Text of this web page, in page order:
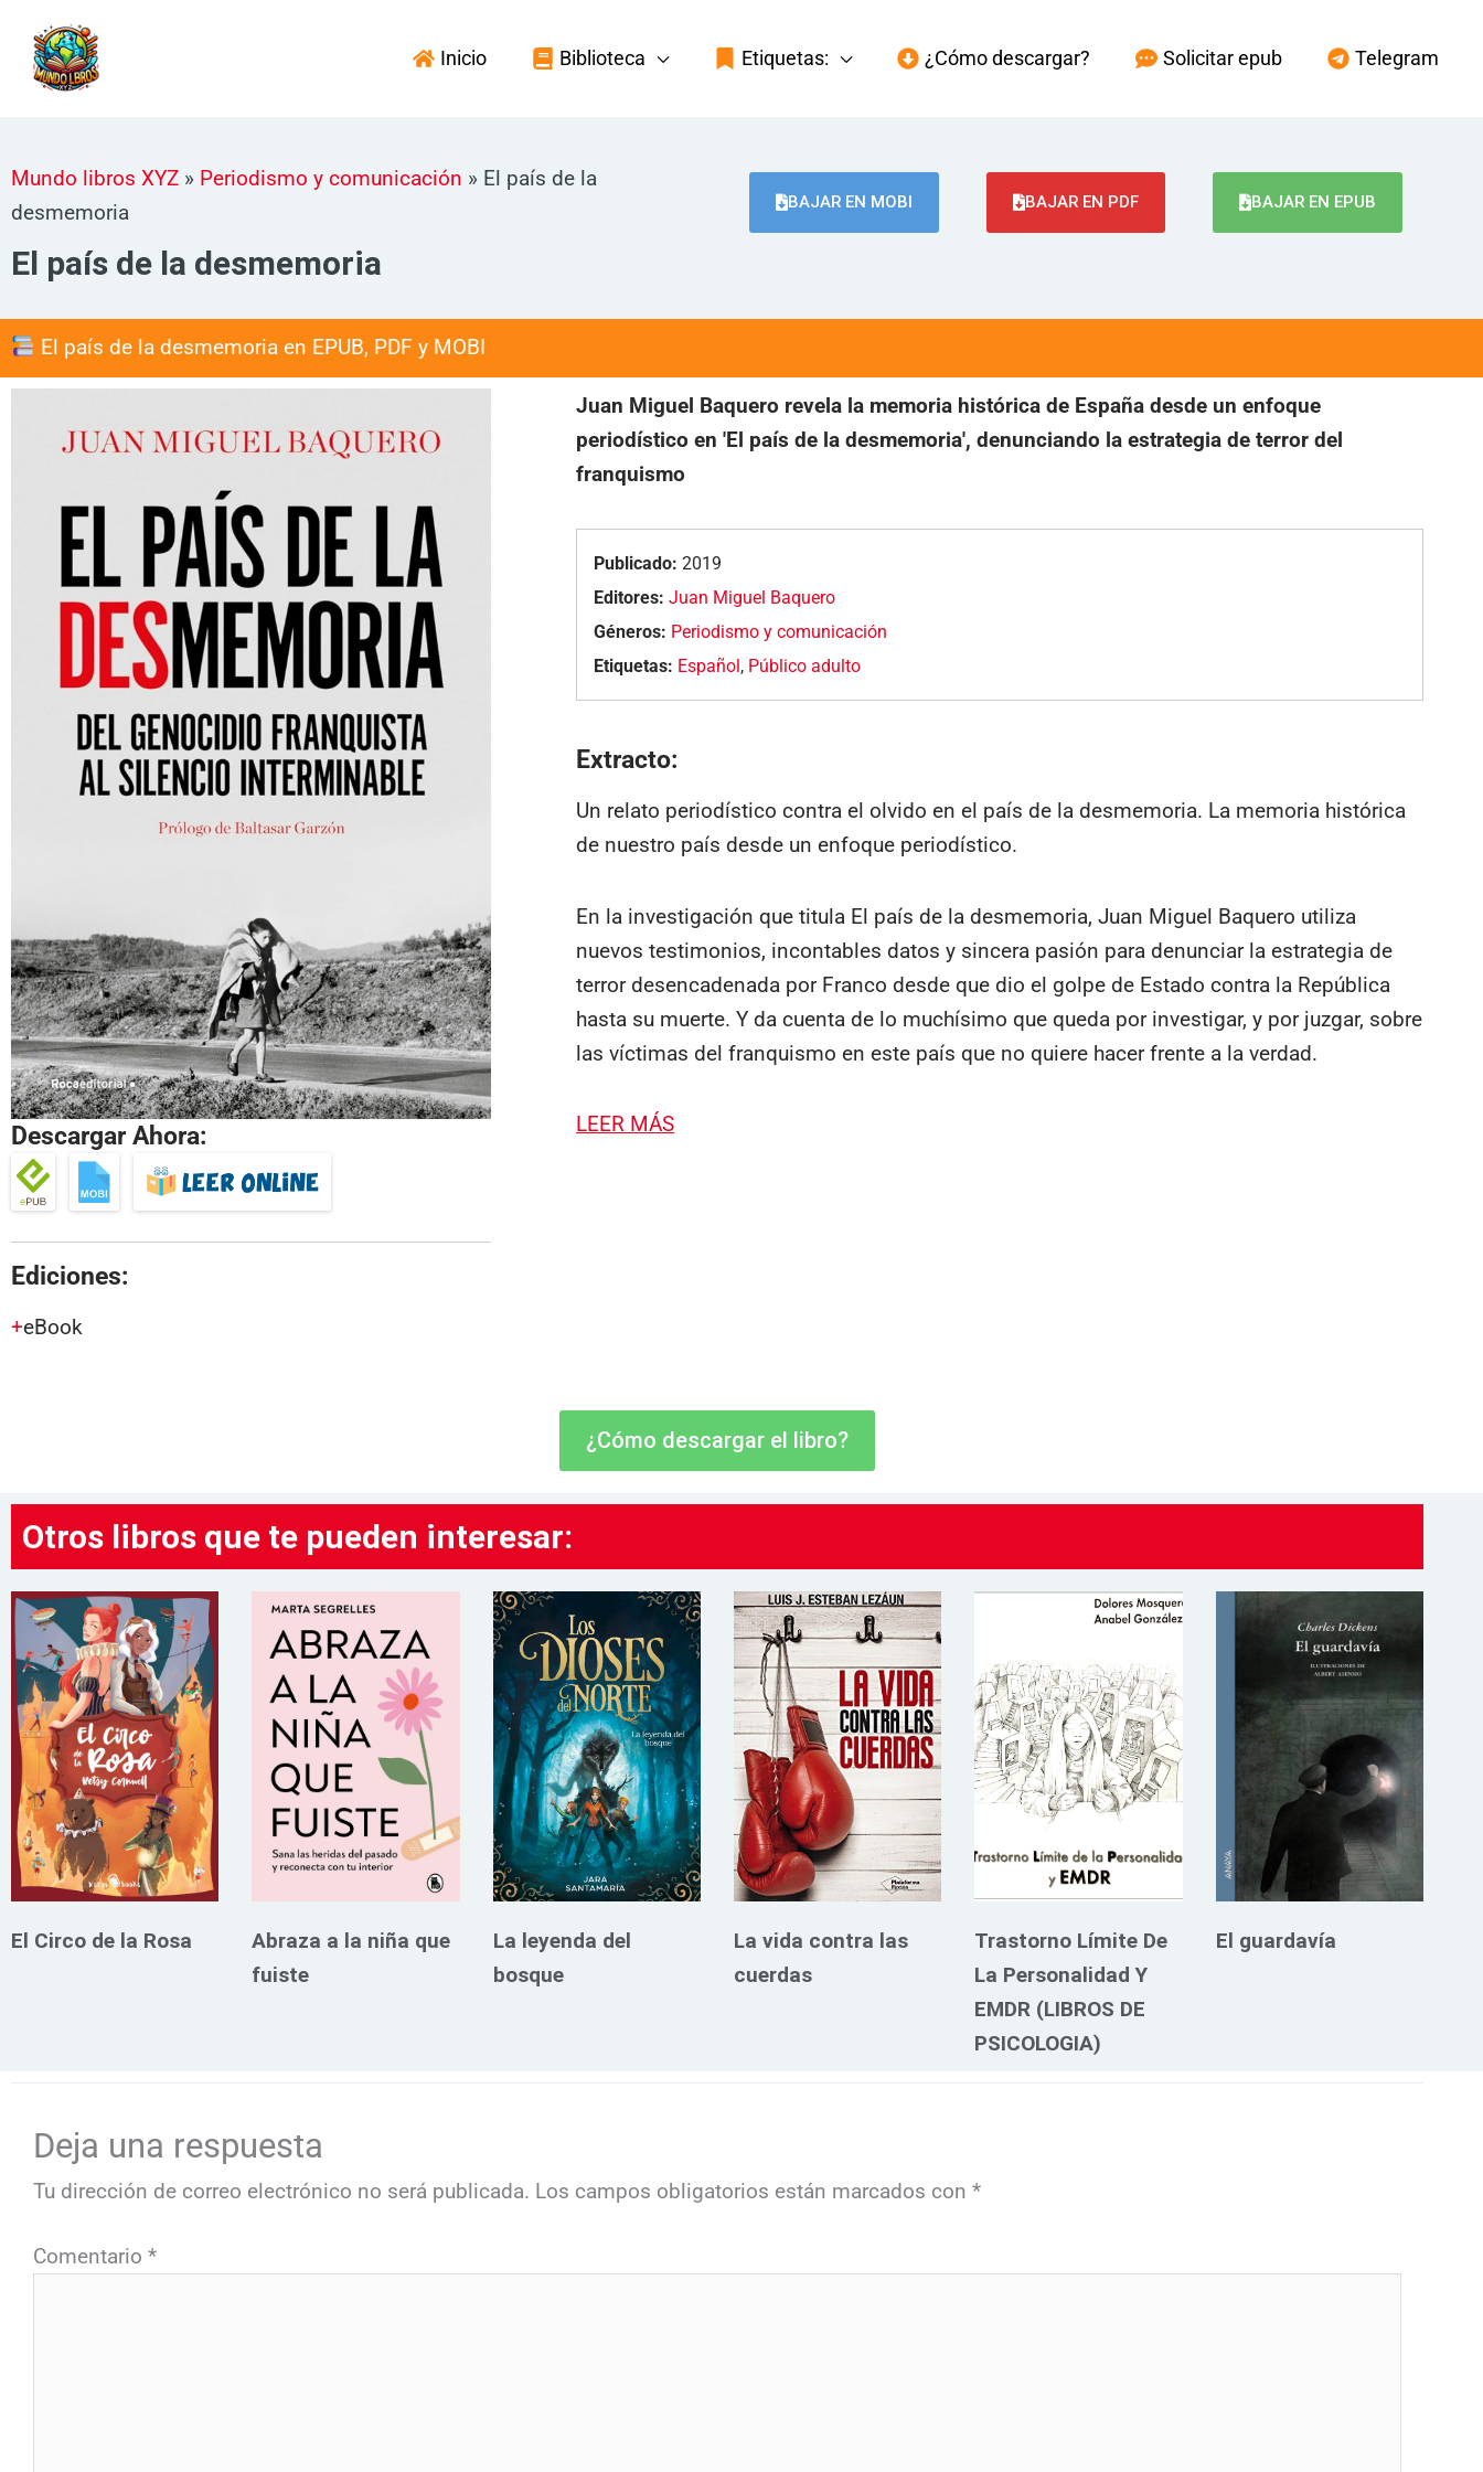
contenido
Inicio Biblioteca Etiquetas: ¿Cómo descargar? Solicitar epub Telegram
Mundo libros XYZ » Periodismo y comunicación » El país de la
desmemoria
El país de la desmemoria
BAJAR EN MOBI BAJAR EN PDF BAJAR EN EPUB
El país de la desmemoria en EPUB, PDF y MOBI
Descargar Ahora:
Ediciones:
eBook
Juan Miguel Baquero revela la memoria histórica de España desde un enfoque
periodístico en 'El país de la desmemoria', denunciando la estrategia de terror del
franquismo
Publicado: 2019
Editores: Juan Miguel Baquero
Géneros: Periodismo y comunicación
Etiquetas: Español, Público adulto
Extracto:
Un relato periodístico contra el olvido en el país de la desmemoria. La memoria histórica
de nuestro país desde un enfoque periodístico.
En la investigación que titula El país de la desmemoria, Juan Miguel Baquero utiliza
nuevos testimonios, incontables datos y sincera pasión para denunciar la estrategia de
terror desencadenada por Franco desde que dio el golpe de Estado contra la República
hasta su muerte. Y da cuenta de lo muchísimo que queda por investigar, y por juzgar, sobre
las víctimas del franquismo en este país que no quiere hacer frente a la verdad.
LEER MÁS
¿Cómo descargar el libro?
Otros libros que te pueden interesar:
El Circo de la Rosa
Abraza a la niña que
fuiste
La leyenda del
bosque
La vida contra las
cuerdas
Trastorno Límite De
La Personalidad Y
EMDR (LIBROS DE
PSICOLOGIA)
El guardavía
Deja una respuesta
Tu dirección de correo electrónico no será publicada. Los campos obligatorios están marcados con *
Comentario *